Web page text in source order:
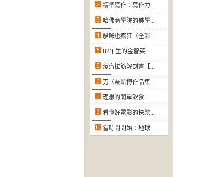
精準寫作：寫作力...
哈佛商學院的美學...
貓咪也瘋狂（全彩...
82年生的金智英
痠痛拉筋解剖書【...
刀（奈斯博作品集...
理想的簡單飲食
看懂好電影的快樂...
當時間開始：地球...